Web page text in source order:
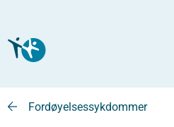
Fordøyelsessykdommer